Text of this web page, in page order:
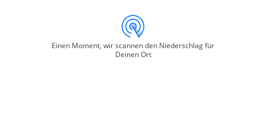
Einen Moment, wir scannen den Niederschlag für
Deinen Ort